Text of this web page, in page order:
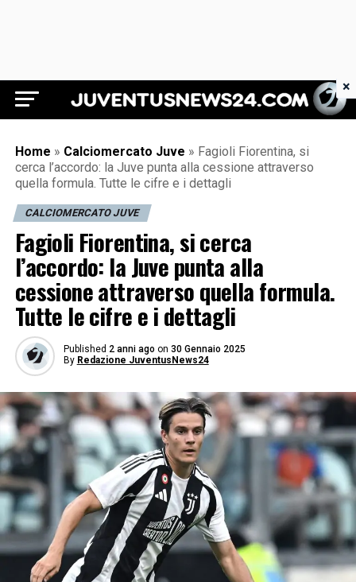
Juventus News 24
Home » Calciomercato Juve » Fagioli Fiorentina, si
cerca l’accordo: la Juve punta alla cessione attraverso
quella formula. Tutte le cifre e i dettagli
CALCIOMERCATO JUVE
Fagioli Fiorentina, si cerca
l’accordo: la Juve punta alla
cessione attraverso quella formula.
Tutte le cifre e i dettagli
Published 2 anni ago on 30 Gennaio 2025
By Redazione JuventusNews24
×